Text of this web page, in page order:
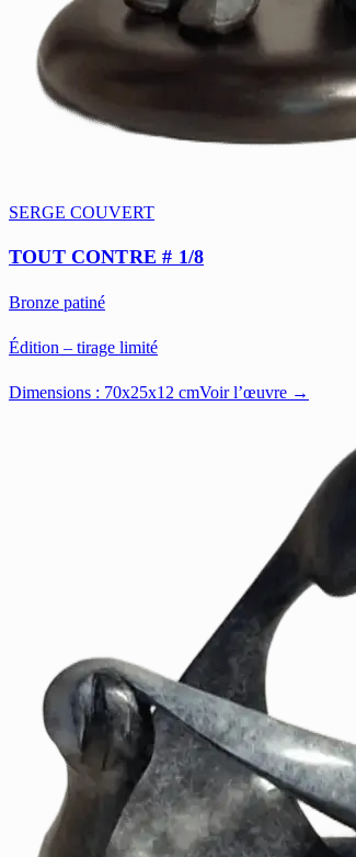
SERGE COUVERT
TOUT CONTRE # 1/8
Bronze patiné
Édition – tirage limité
Dimensions : 70x25x12 cmVoir l’œuvre →